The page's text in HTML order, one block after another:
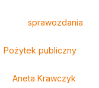
sprawozdania
Pożytek publiczny
Aneta Krawczyk